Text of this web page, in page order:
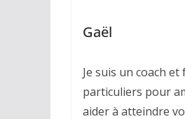
Gaël
Je suis un coach
particuliers pour
aider à atteindre